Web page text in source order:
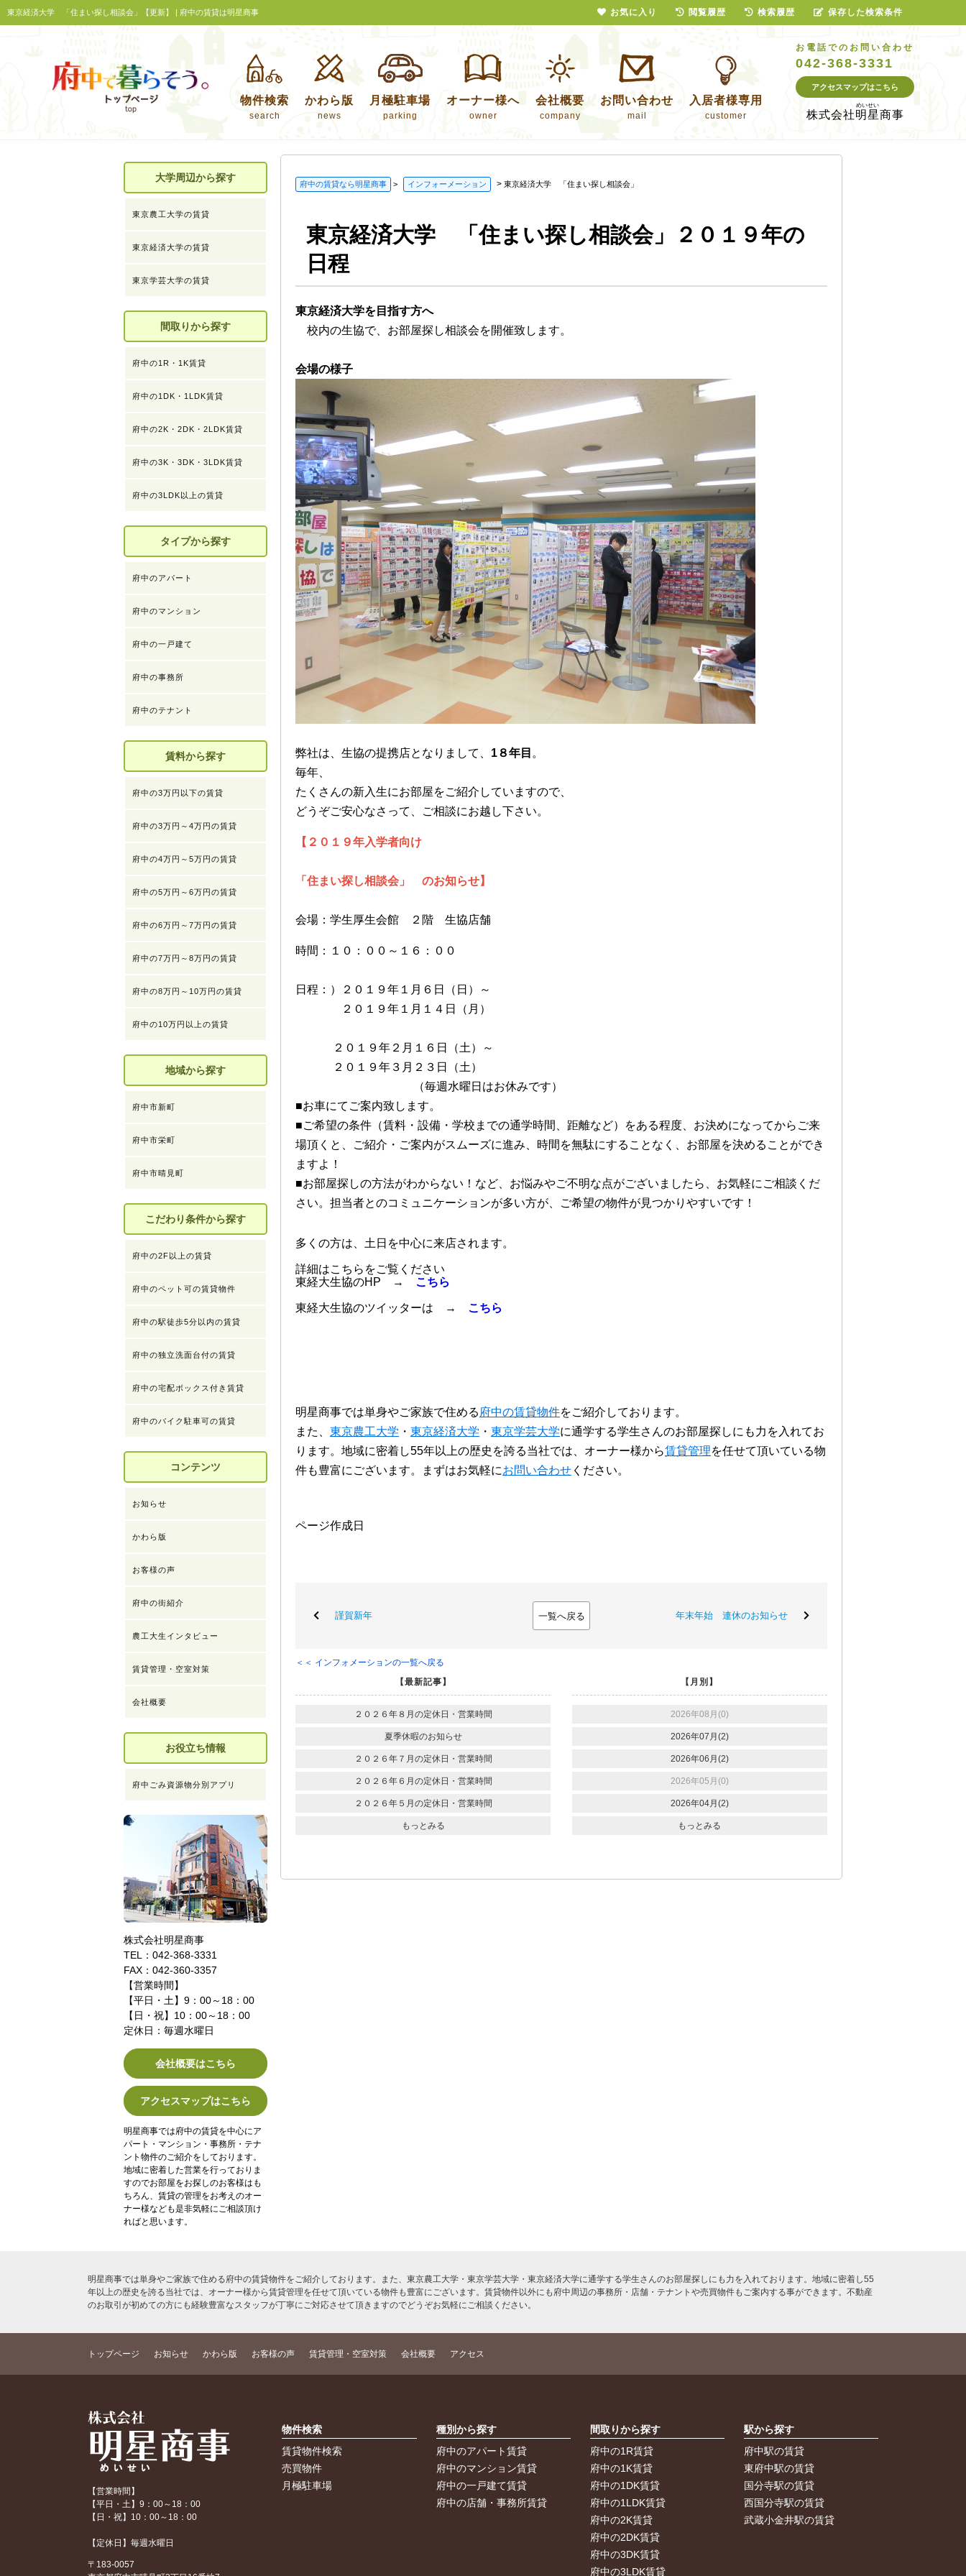
東京経済大学 「住まい探し相談会」【更新】 | 府中の賃貸は明星商事
物件検索
search
かわら版
news
月極駐車場
parking
オーナー様へ
owner
会社概要
company
お問い合わせ
mail
入居者様専用
customer
お電話でのお問い合わせ
042-368-3331
アクセスマップはこちら
株式会社明星商事
府中の賃貸なら明星商事 > インフォーメーション > 東京経済大学 「住まい探し相談会」
東京経済大学 「住まい探し相談会」２０１９年の
日程
東京経済大学を目指す方へ
校内の生協で、お部屋探し相談会を開催致します。
会場の様子
弊社は、生協の提携店となりまして、 1８年目 。
毎年、
たくさんの新入生にお部屋をご紹介していますので、
どうぞご安心なさって、ご相談にお越し下さい。
【２０１９年入学者向け
「住まい探し相談会」 のお知らせ】
会場：学生厚生会館 ２階 生協店舗
時間：１０：００～１６：００
日程：）２０１９年１月６日（日）～
２０１９年１月１４日（月）
２０１９年２月１６日（土）～
２０１９年３月２３日（土）
（毎週水曜日はお休みです）
■お車にてご案内致します。
■ご希望の条件（賃料・設備・学校までの通学時間、距離など）をある程度、お決めになってからご来
場頂くと、ご紹介・ご案内がスムーズに進み、時間を無駄にすることなく、お部屋を決めることができ
ますよ！
■お部屋探しの方法がわからない！など、お悩みやご不明な点がございましたら、お気軽にご相談くだ
さい。担当者とのコミュニケーションが多い方が、ご希望の物件が見つかりやすいです！
多くの方は、土日を中心に来店されます。
詳細はこちらをご覧ください
東経大生協のHP → こちら
東経大生協のツイッターは → こちら
明星商事では単身やご家族で住める 府中の賃貸物件をご紹介しております。
また、 東京農工大学 ・ 東京経済大学 ・ 東京学芸大学に通学する学生さんのお部屋探しにも力を入れてお
ります。地域に密着し55年以上の歴史を誇る当社では、オーナー様から賃貸管理を任せて頂いている物
件も豊富にございます。まずはお気軽にお問い合わせ ください。
ページ作成日
謹賀新年 一覧へ戻る 年末年始 連休のお知らせ
＜＜ インフォメーションの一覧へ戻る
【最新記事】
２０２６年８月の定休日・営業時間
夏季休暇のお知らせ
２０２６年７月の定休日・営業時間
２０２６年６月の定休日・営業時間
２０２６年５月の定休日・営業時間
もっとみる
【月別】
2026年08月(0)
2026年07月(2)
2026年06月(2)
2026年05月(0)
2026年04月(2)
もっとみる
大学周辺から探す
東京農工大学の賃貸
東京経済大学の賃貸
東京学芸大学の賃貸
間取りから探す
府中の1R・1K賃貸
府中の1DK・1LDK賃貸
府中の2K・2DK・2LDK賃貸
府中の3K・3DK・3LDK賃貸
府中の3LDK以上の賃貸
タイプから探す
府中のアパート
府中のマンション
府中の一戸建て
府中の事務所
府中のテナント
賃料から探す
府中の3万円以下の賃貸
府中の3万円～4万円の賃貸
府中の4万円～5万円の賃貸
府中の5万円～6万円の賃貸
府中の6万円～7万円の賃貸
府中の7万円～8万円の賃貸
府中の8万円～10万円の賃貸
府中の10万円以上の賃貸
地域から探す
府中市新町
府中市栄町
府中市晴見町
こだわり条件から探す
府中の2F以上の賃貸
府中のペット可の賃貸物件
府中の駅徒歩5分以内の賃貸
府中の独立洗面台付の賃貸
府中の宅配ボックス付き賃貸
府中のバイク駐車可の賃貸
コンテンツ
お知らせ
かわら版
お客様の声
府中の街紹介
農工大生インタビュー
賃貸管理・空室対策
会社概要
お役立ち情報
府中ごみ資源物分別アプリ
株式会社明星商事
TEL：042-368-3331
FAX：042-360-3357
【営業時間】
【平日・土】9：00～18：00
【日・祝】10：00～18：00
定休日：毎週水曜日
会社概要はこちら
アクセスマップはこちら
明星商事では府中の賃貸を中心にア
パート・マンション・事務所・テナ
ント物件のご紹介をしております。
地域に密着した営業を行っておりま
すのでお部屋をお探しのお客様はも
ちろん、賃貸の管理をお考えのオー
ナー様なども是非気軽にご相談頂け
ればと思います。
明星商事では単身やご家族で住める府中の賃貸物件をご紹介しております。また、東京農工大学・東京学芸大学・東京経済大学に通学する学生さんのお部屋探しにも力を入れております。地域に密着し55
年以上の歴史を誇る当社では、オーナー様から賃貸管理を任せて頂いている物件も豊富にございます。賃貸物件以外にも府中周辺の事務所・店舗・テナントや売買物件もご案内する事ができます。不動産
のお取引が初めての方にも経験豊富なスタッフが丁寧にご対応させて頂きますのでどうぞお気軽にご相談ください。
トップページ お知らせ かわら版 お客様の声 賃貸管理・空室対策 会社概要 アクセス
【営業時間】
【平日・土】9：00～18：00
【日・祝】10：00～18：00
【定休日】毎週水曜日
〒183-0057
物件検索
賃貸物件検索
売買物件
月極駐車場
種別から探す
府中のアパート賃貸
府中のマンション賃貸
府中の一戸建て賃貸
府中の店舗・事務所賃貸
間取りから探す
府中の1R賃貸
府中の1K賃貸
府中の1DK賃貸
府中の1LDK賃貸
府中の2K賃貸
府中の2DK賃貸
府中の3DK賃貸
府中の3LDK賃貸
駅から探す
府中駅の賃貸
東府中駅の賃貸
国分寺駅の賃貸
西国分寺駅の賃貸
武蔵小金井駅の賃貸
お気に入り 閲覧履歴 検索履歴 保存した検索条件